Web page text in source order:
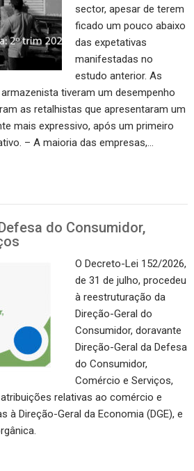
sector, apesar de terem
ficado um pouco abaixo
das expetativas
manifestadas no
estudo anterior. As
tiveram um desempenho
as retalhistas que apresentaram um
mais expressivo, após um primeiro
– A maioria das empresas,…
do Consumidor,
O Decreto-Lei 152/2026,
de 31 de julho, procedeu
à reestruturação da
Direção-Geral do
Consumidor, doravante
Direção-Geral da Defesa
do Consumidor,
Comércio e Serviços,
relativas ao comércio e
à Direção-Geral da Economia (DGE), e